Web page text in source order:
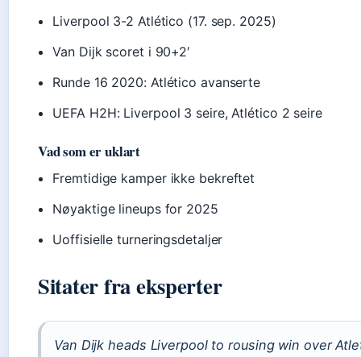
Liverpool 3-2 Atlético (17. sep. 2025)
Van Dijk scoret i 90+2′
Runde 16 2020: Atlético avanserte
UEFA H2H: Liverpool 3 seire, Atlético 2 seire
Vad som er uklart
Fremtidige kamper ikke bekreftet
Nøyaktige lineups for 2025
Uoffisielle turneringsdetaljer
Sitater fra eksperter
Van Dijk heads Liverpool to rousing win over